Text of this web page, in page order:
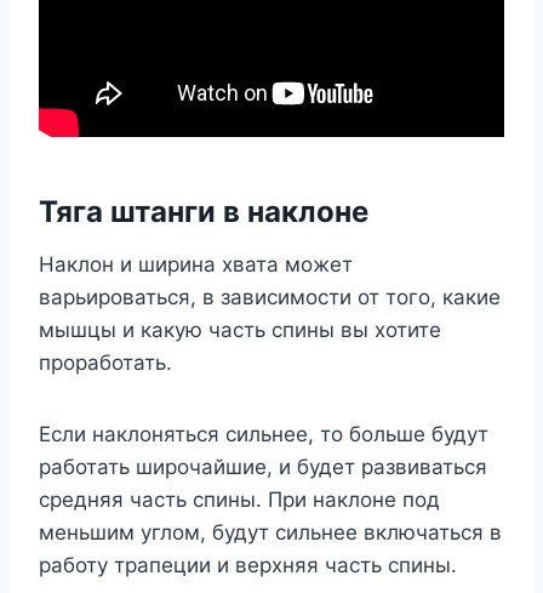
Тяга штанги в наклоне
Наклон и ширина хвата может
варьироваться, в зависимости от того, какие
мышцы и какую часть спины вы хотите
проработать.
Если наклоняться сильнее, то больше будут
работать широчайшие, и будет развиваться
средняя часть спины. При наклоне под
меньшим углом, будут сильнее включаться в
работу трапеции и верхняя часть спины.